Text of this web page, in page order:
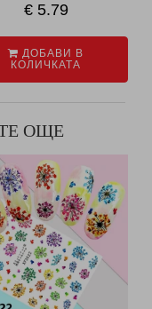
€ 5.79
ДОБАВИ В
КОЛИЧКАТА
ОЩЕ